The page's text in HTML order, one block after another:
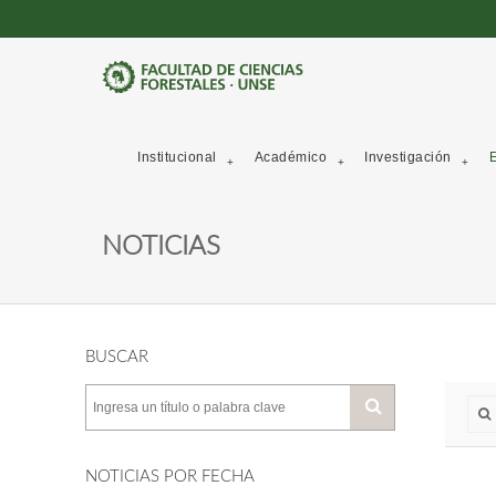
Institucional Académico Investigación
NOTICIAS
BUSCAR
NOTICIAS POR FECHA